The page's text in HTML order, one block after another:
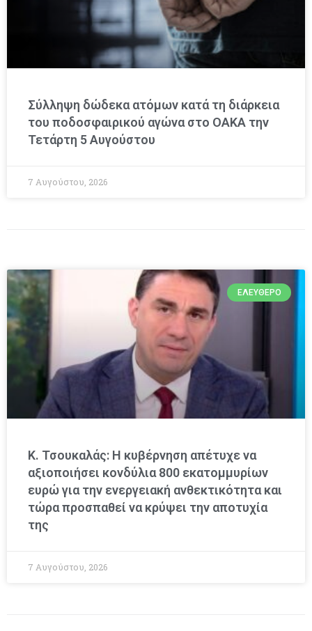
Σύλληψη δώδεκα ατόμων κατά τη διάρκεια
του ποδοσφαιρικού αγώνα στο ΟΑΚΑ την
Τετάρτη 5 Αυγούστου
7 Αυγούστου, 2026
ΕΛΕΎΘΕΡΟ
Κ. Τσουκαλάς: Η κυβέρνηση απέτυχε να
αξιοποιήσει κονδύλια 800 εκατομμυρίων
ευρώ για την ενεργειακή ανθεκτικότητα και
τώρα προσπαθεί να κρύψει την αποτυχία
της
7 Αυγούστου, 2026